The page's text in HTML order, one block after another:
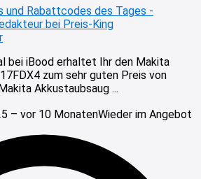
bei iBood erhaltet Ihr den Makita
zum sehr guten Preis von
Akkustaubsaug ...
– vor 10 MonatenWieder im Angebot